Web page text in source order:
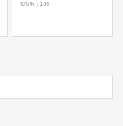
閲覧数：186